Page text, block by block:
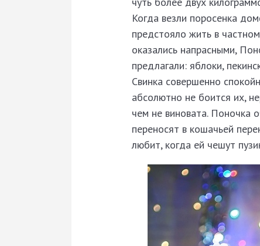
Когда везли поросенка
предстояло жить в
оказались напрасными,
предлагали: яблоки,
Свинка совершенно
абсолютно не боится их,
чем не виновата. Поночка
переносят в кошачьей
любит, когда ей чешут